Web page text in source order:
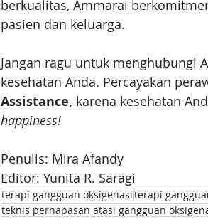
berkualitas, Ammarai
pasien dan keluarga.
Jangan ragu untuk menghubungi
kesehatan Anda. Percayakan
Assistance, karena kesehatan
happiness!
Penulis: Mira Afandy
Editor: Yunita R. Saragi
terapi gangguan oksigenasiterapi
teknis pernapasan atasi gangguan